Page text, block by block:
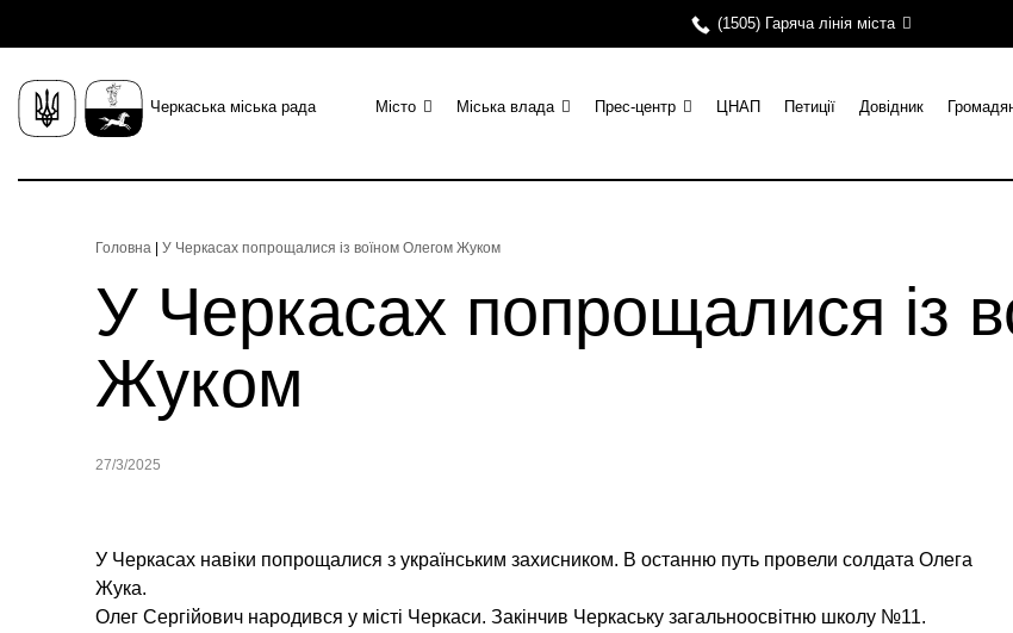
(1505) Гаряча лінія міста
Черкаська міська рада Місто Міська влада Прес-центр ЦНАП Петиції Довідник
Головна У Черкасах попрощалися із воїном Олегом Жуком
У Черкасах попрощалися із
Жуком
27/3/2025
У Черкасах навіки попрощалися з українським захисником. В останню путь провели солдата Олега
Жука.
Олег Сергійович народився у місті Черкаси. Закінчив Черкаську загальноосвітню школу №11.